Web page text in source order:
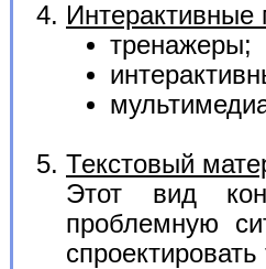
тренажеры;
Текстовый
Этот вид
проблемную